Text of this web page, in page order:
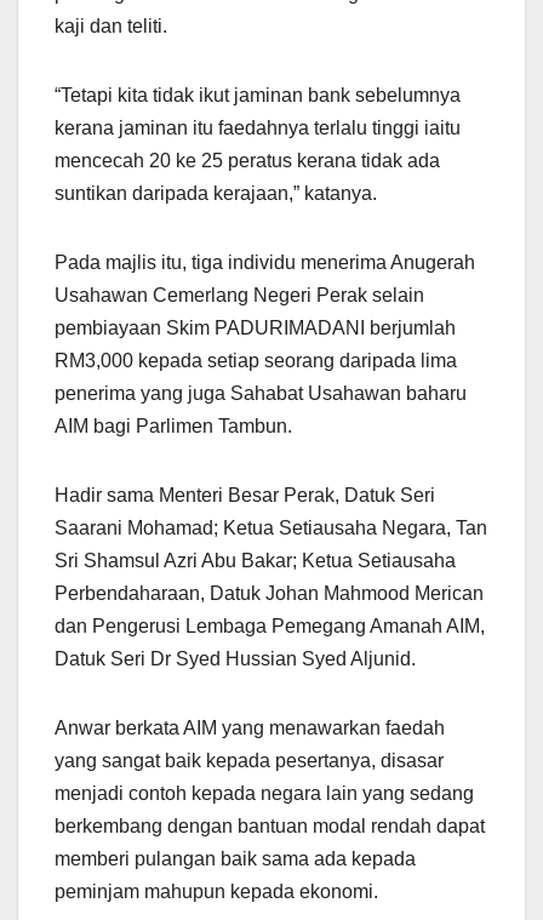
kaji dan teliti.
“Tetapi kita tidak ikut jaminan bank sebelumnya
kerana jaminan itu faedahnya terlalu tinggi iaitu
mencecah 20 ke 25 peratus kerana tidak ada
suntikan daripada kerajaan,” katanya.
Pada majlis itu, tiga individu menerima Anugerah
Usahawan Cemerlang Negeri Perak selain
pembiayaan Skim PADURIMADANI berjumlah
RM3,000 kepada setiap seorang daripada lima
penerima yang juga Sahabat Usahawan baharu
AIM bagi Parlimen Tambun.
Hadir sama Menteri Besar Perak, Datuk Seri
Saarani Mohamad; Ketua Setiausaha Negara, Tan
Sri Shamsul Azri Abu Bakar; Ketua Setiausaha
Perbendaharaan, Datuk Johan Mahmood Merican
dan Pengerusi Lembaga Pemegang Amanah AIM,
Datuk Seri Dr Syed Hussian Syed Aljunid.
Anwar berkata AIM yang menawarkan faedah
yang sangat baik kepada pesertanya, disasar
menjadi contoh kepada negara lain yang sedang
berkembang dengan bantuan modal rendah dapat
memberi pulangan baik sama ada kepada
peminjam mahupun kepada ekonomi.